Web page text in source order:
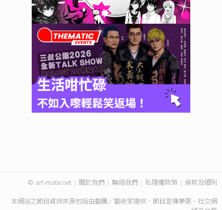
© art-mate.net | 關於我們 | 聯絡我們 | 私隱權政策 | 條款及細則
本網站之節目資訊來源包括由藝團／藝術家提供、節目宣傳單張、社交網